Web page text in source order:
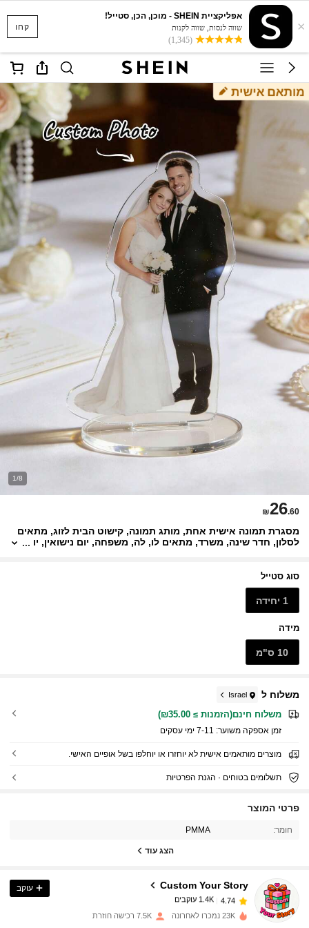
קחו ×
אפליקציית SHEIN - מוכן, הכן, סטייל!
שווה לנסות, שווה לקנות
(1,345)
1/8
₪26.60
מסגרת תמונה אישית אחת, מותג תמונה, קישוט הבית לזוג, מתאים
לסלון, חדר שינה, משרד, מתאים לו, לה, משפחה, יום נישואין, יו
סוג סטייל
1 יחידה
מידה
10 ס"מ
משלוח ל Israel
משלוח חינם(הזמנות ≥ ₪35.00)
זמן אספקה ​​משוער: 7-11 ימי עסקים
מוצרים מותאמים אישית לא יוחזרו או יוחלפו בשל אופיים האישי.
תשלומים בטוחים · הגנת הפרטיות
פרטי המוצר
חומר: PMMA
הצג עוד
Custom Your Story
4.74
1.4K עוקבים
h***y
שילם לפני יום אחד
עוקב
23K נמכרו לאחרונה 7.5K רכישה חוזרת